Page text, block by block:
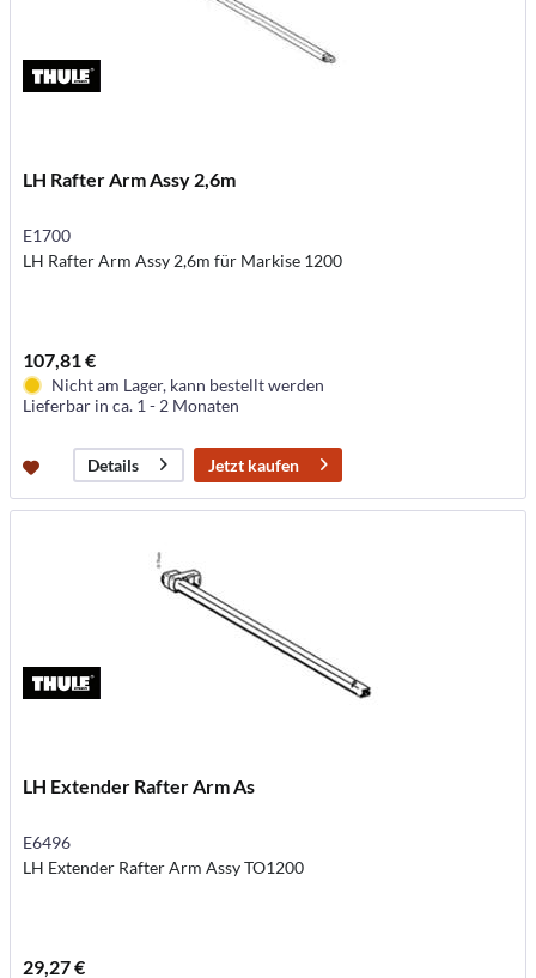
LH Rafter Arm Assy 2,6m
E1700
LH Rafter Arm Assy 2,6m für Markise 1200
107,81 €
Nicht am Lager, kann bestellt werden
Lieferbar in ca. 1 - 2 Monaten
Details Jetzt kaufen
LH Extender Rafter Arm As
E6496
LH Extender Rafter Arm Assy TO1200
29,27 €